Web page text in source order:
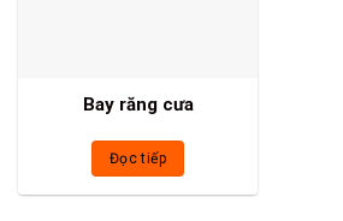
Bay răng cưa
Đọc tiếp